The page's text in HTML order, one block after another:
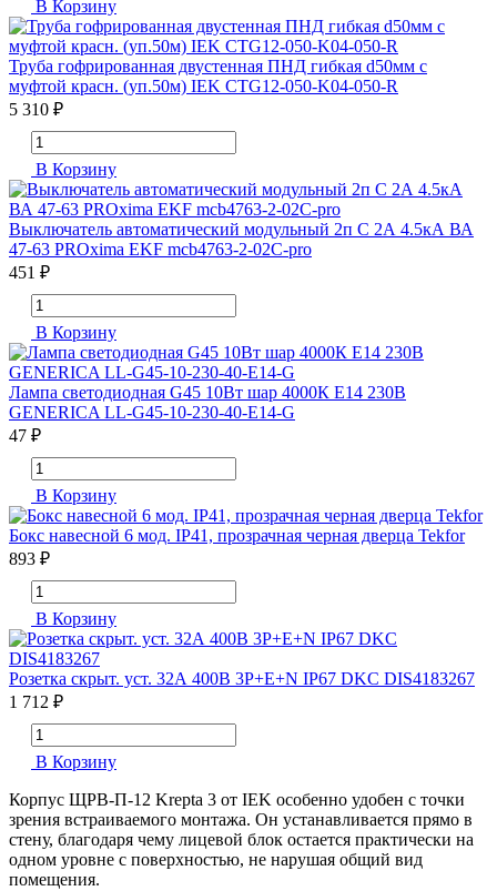
В Корзину
Труба гофрированная двустенная ПНД гибкая d50мм с
муфтой красн. (уп.50м) IEK CTG12-050-K04-050-R
5 310 ₽
В Корзину
Выключатель автоматический модульный 2п C 2А 4.5кА ВА
47-63 PROxima EKF mcb4763-2-02C-pro
451 ₽
В Корзину
Лампа светодиодная G45 10Вт шар 4000К E14 230В
GENERICA LL-G45-10-230-40-E14-G
47 ₽
В Корзину
Бокс навесной 6 мод. IP41, прозрачная черная дверца Tekfor
893 ₽
В Корзину
Розетка скрыт. уст. 32А 400В 3P+E+N IP67 DKC DIS4183267
1 712 ₽
В Корзину
Корпус ЩРВ-П-12 Krepta 3 от IEK особенно удобен с точки
зрения встраиваемого монтажа. Он устанавливается прямо в
стену, благодаря чему лицевой блок остается практически на
одном уровне с поверхностью, не нарушая общий вид
помещения.